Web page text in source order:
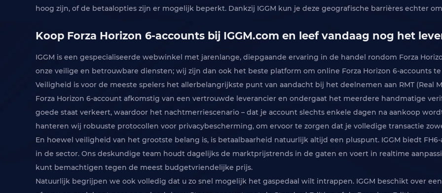
hoog zijn, of de betaalopties zijn er mogelijk beperkt. Dankzij IGGM kun je deze geografische barrières echter
Koop Forza Horizon 6-accounts bij IGGM.com en leef vandaag nog het
IGGM is een gespecialiseerde webwinkel met jarenlange, diepgaande ervaring in de handel rondom Forza
onze veilige en betrouwbare diensten; wij zijn dan ook het beste platform om online Forza Horizon 6-accounts
Veiligheid is voor de meeste spelers het allerbelangrijkste punt van aandacht bij het deelnemen aan RMT (Real
Forza Horizon 6-account afkomstig van een vertrouwde leverancier en ondergaat het meerdere handmatige
goede staat verkeert, waardoor het nachtmerriescenario – dat je account slechts enkele dagen na aankoop
hanteren wij robuuste protocollen voor privacybescherming, om ervoor te zorgen dat je volledige transactie
En hoewel veiligheid van het grootste belang is, is betaalbaarheid natuurlijk altijd een pluspunt. IGGM biedt
in de sector. Ons deskundige team houdt dagelijks de marktprijstrends in de gaten en voert in realtime
kunt bemachtigen tegen de meest budgetvriendelijke prijs.
Natuurlijk begrijpen we ook volledig dat u zo snel mogelijk het gaspedaal wilt intrappen. IGGM beschikt over